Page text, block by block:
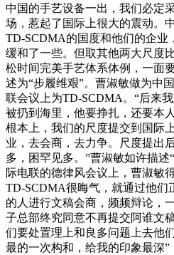
中国的手艺设备一出，我们必定
场，惹起了国际上很大的震动。
TD-SCDMA的国度和他们的企业
缓和了一些。但取其他两大尺度
松时间完美手艺体系体例，一面
述为“步履维艰”。曹淑敏做为中
联会议上为TD-SCDMA。“后来
被扔到海里，他要挣扎，还要本
根本上，我们的尺度提交到国际
业，去会商，去力争。尺度提出
多，困罕见多。”曹淑敏如许描述
际电联的德律风会议上，曹淑敏
TD-SCDMA很晦气，就通过他们
的人进行文稿会商，频频辩论，
子总部终究同意不再提交阿谁文
们要处置理上和良多问题上去他
最的一次构和，给我的印象最深”